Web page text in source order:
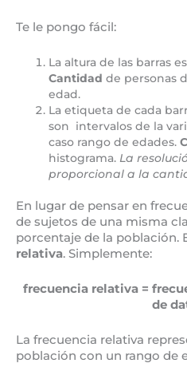
Te le pongo fácil:
La altura de las barras
Cantidad de personas
edad.
La etiqueta de cada
son intervalos de la
caso rango de edades.
histograma. La
proporcional a la
En lugar de pensar en
de sujetos de una misma
porcentaje de la población.
relativa. Simplemente:
frecuencia relativa =
de
La frecuencia relativa
población con un rango de